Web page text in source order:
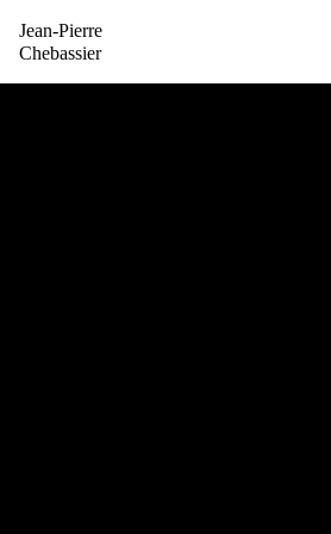
Jean-Pierre
Chebassier